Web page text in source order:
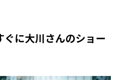
ぐに大川さんのショー